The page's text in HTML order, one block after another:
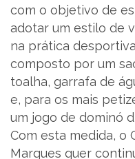
CONTACTOS
RECRUTAMENTO
BLOG
LIVRO DE
com o objetivo de
adotar um estilo de
na prática
composto por um
toalha, garrafa de
e, para os mais
um jogo de dominó
Com esta medida, o
Marques quer